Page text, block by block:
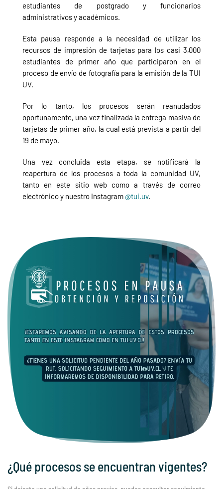
estudiantes de postgrado y funcionarios
administrativos y académicos.
Esta pausa responde a la necesidad de utilizar los
recursos de impresión de tarjetas para los casi 3,000
estudiantes de primer año que participaron en el
proceso de envío de fotografía para la emisión de la TUI
UV.
Por lo tanto, los procesos serán reanudados
oportunamente, una vez finalizada la entrega masiva de
tarjetas de primer año, la cual está prevista a partir del
19 de mayo.
Una vez concluida esta etapa, se notificará la
reapertura de los procesos a toda la comunidad UV,
tanto en este sitio web como a través de correo
electrónico y nuestro Instagram @tui.uv.
¿Qué procesos se encuentran vigentes?